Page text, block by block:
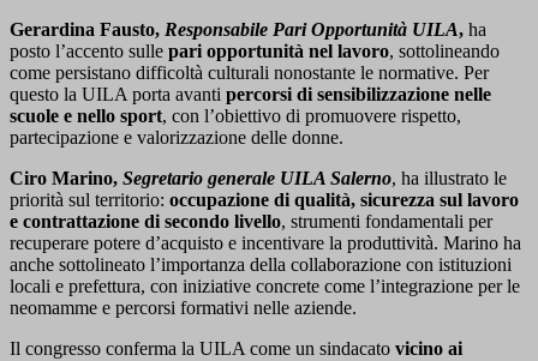
Gerardina Fausto, Responsabile Pari Opportunità UILA, ha
posto l’accento sulle pari opportunità nel lavoro, sottolineando
come persistano difficoltà culturali nonostante le normative. Per
questo la UILA porta avanti percorsi di sensibilizzazione nelle
scuole e nello sport, con l’obiettivo di promuovere rispetto,
partecipazione e valorizzazione delle donne.
Ciro Marino, Segretario generale UILA Salerno, ha illustrato le
priorità sul territorio: occupazione di qualità, sicurezza sul lavoro
e contrattazione di secondo livello, strumenti fondamentali per
recuperare potere d’acquisto e incentivare la produttività. Marino ha
anche sottolineato l’importanza della collaborazione con istituzioni
locali e prefettura, con iniziative concrete come l’integrazione per le
neomamme e percorsi formativi nelle aziende.
Il congresso conferma la UILA come un sindacato vicino ai